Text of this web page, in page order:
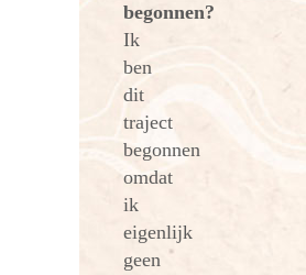
begonnen?
Ik
ben
dit
traject
begonnen
omdat
ik
eigenlijk
geen